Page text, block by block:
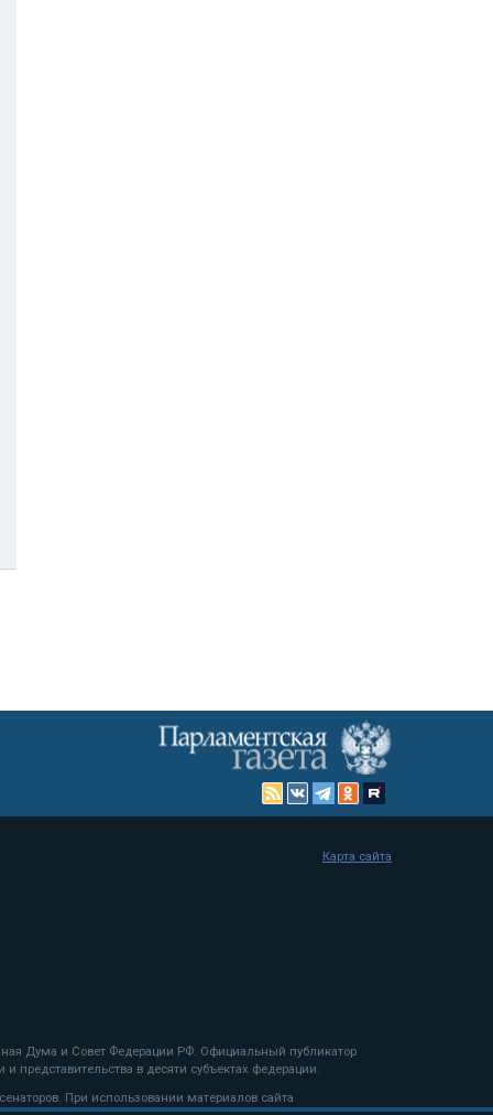
Дума и Совет Федерации РФ. Официальный публикатор
представительства в десяти субъектах федерации.
При использовании материалов сайта
Карта сайта